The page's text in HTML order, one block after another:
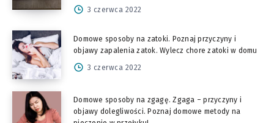
3 czerwca 2022
Domowe sposoby na zatoki. Poznaj przyczyny i
objawy zapalenia zatok. Wylecz chore zatoki w domu
3 czerwca 2022
Domowe sposoby na zgagę. Zgaga – przyczyny i
objawy dolegliwości. Poznaj domowe metody na